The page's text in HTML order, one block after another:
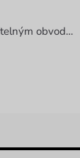
manšestrová kšiltovka s nastavitelným obvodem